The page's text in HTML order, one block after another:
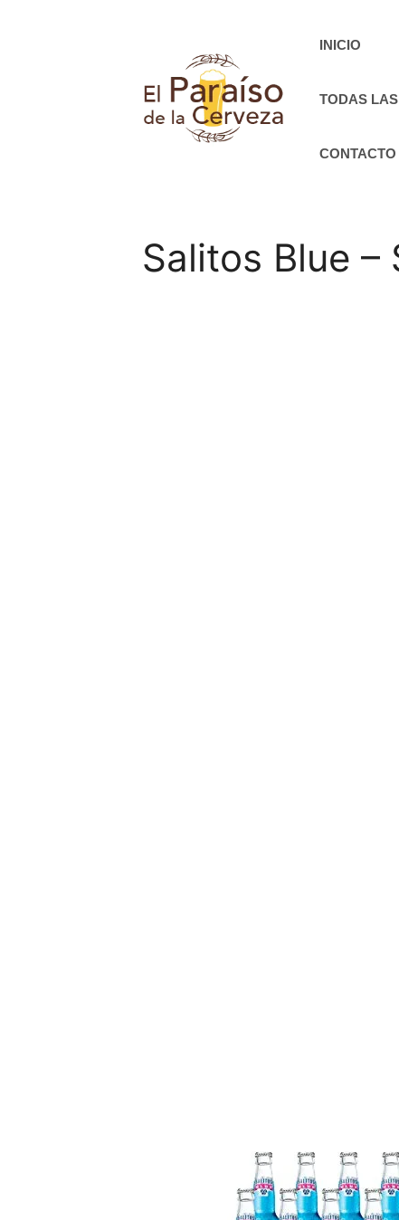
INICIO
TODAS
CONTACTO
Salitos Blue –